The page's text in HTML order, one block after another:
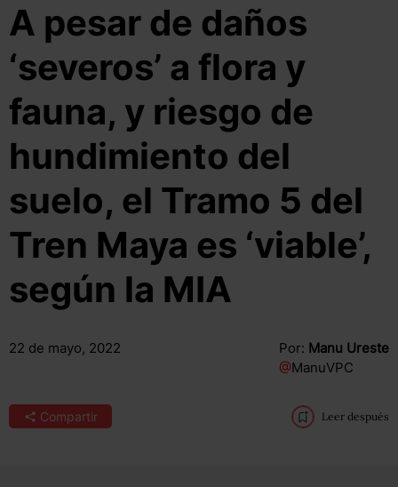
A pesar de daños
‘severos’ a flora y
fauna, y riesgo de
hundimiento del
suelo, el Tramo 5 del
Tren Maya es ‘viable’,
según la MIA
22 de mayo, 2022 Por: Manu Ureste
@ManuVPC
Compartir Leer después